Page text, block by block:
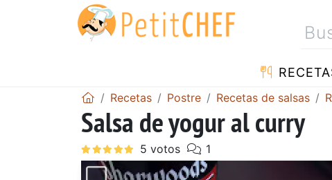
Recetas Postre Recetas de salsas
Salsa de yogur al curry